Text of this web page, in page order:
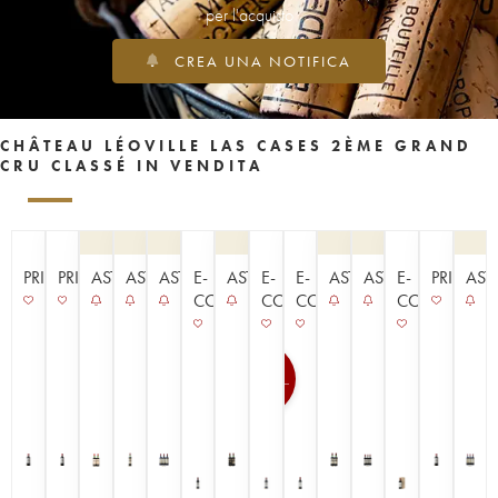
per l'acquisto
CREA UNA NOTIFICA
CHÂTEAU LÉOVILLE LAS CASES 2ÈME GRAND
CRU CLASSÉ IN VENDITA
PRIMEURS
PRIMEURS
ASTAASTAASTAE-
COMMERCE
ASTAE-
COMMERCE
E-
COMMERCE
ASTAASTAE-
COMMERCE